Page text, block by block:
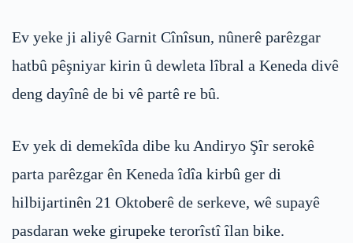
Ev yeke ji aliyê Garnit Cînîsun, nûnerê parêzgar
hatbû pêşniyar kirin û dewleta lîbral a Keneda divê
deng dayînê de bi vê partê re bû.
Ev yek di demekîda dibe ku Andiryo Şîr serokê
parta parêzgar ên Keneda îdîa kirbû ger di
hilbijartinên 21 Oktoberê de serkeve, wê supayê
pasdaran weke girupeke terorîstî îlan bike.